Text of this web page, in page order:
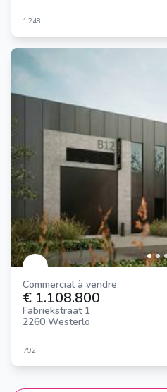
1.248
Commercial à vendre
€ 1.108.800
Fabriekstraat 1
2260 Westerlo
792